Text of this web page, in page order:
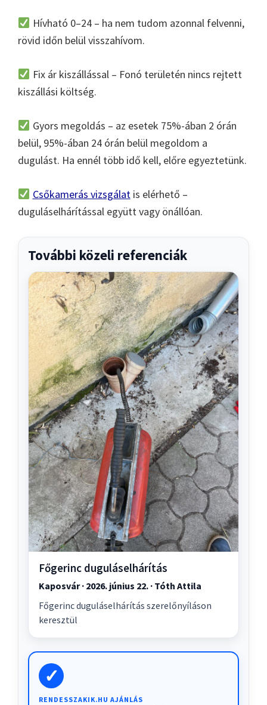
Hívható 0–24 – ha nem tudom azonnal felvenni,
rövid időn belül visszahívom.
Fix ár kiszállással – Fonó területén nincs rejtett
kiszállási költség.
Gyors megoldás – az esetek 75%-ában 2 órán
belül, 95%-ában 24 órán belül megoldom a
dugulást. Ha ennél több idő kell, előre egyeztetünk.
Csőkamerás vizsgálatis elérhető –
duguláselhárítással együtt vagy önállóan.
További közeli referenciák
Főgerinc duguláselhárítás
Kaposvár · 2026. június 22. · Tóth Attila
Főgerinc duguláselhárítás szerelőnyíláson
keresztül
✓
RENDESSZAKIK.HU AJÁNLÁS